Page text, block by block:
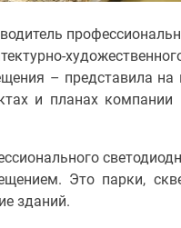
– представила
и планах компании
Это парки,
зданий.